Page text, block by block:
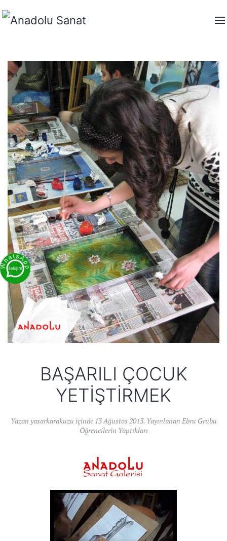
BAŞARILI ÇOCUK
YETIŞTIRMEK
Yazan yasarkarakuzu içinde 13 Ağustos 2013. Yayınlanan Ebru Grubu
Öğrencilerin Yaptıkları